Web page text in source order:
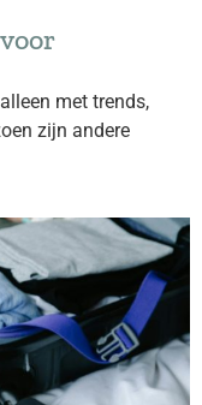
met trends,
zijn andere